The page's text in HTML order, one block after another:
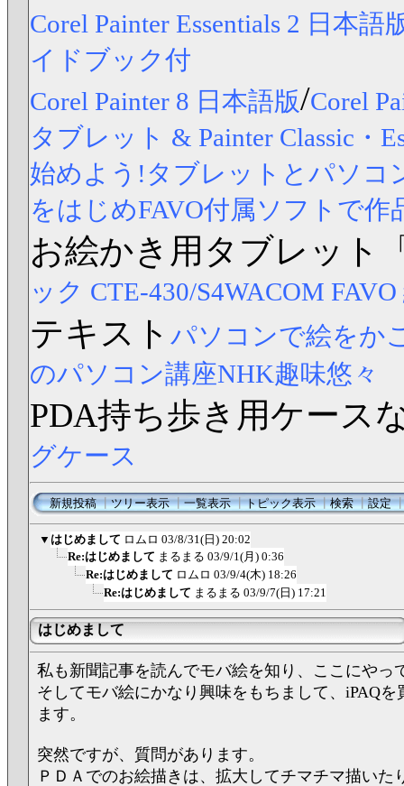
Corel Painter Essentials 2 日本語
イドブック付
Corel Painter 8 日本語版/Corel
タブレット & Painter Classic・
始めよう!タブレットとパソコ
をはじめFAVO付属ソフトで作
お絵かき用タブレット
ック CTE-430/S4WACOM
テキスト パソコンで絵をか
のパソコン講座NHK趣味悠々
PDA持ち歩き用ケース
グケース
新規投稿┃ツリー表示┃一覧表示┃トピック表示┃検索┃設定
▼ はじめまして ロムロ 03/8/31(日) 20:02
Re:はじめまして まるまる 03/9/1(月) 0:36
Re:はじめまして ロムロ 03/9/4(木) 18:26
Re:はじめまして まるまる 03/9/7(日) 17:21
はじめまして
私も新聞記事を読んでモバ絵を知り、ここにやっ
そしてモバ絵にかなり興味をもちまして、iPAQを
ます。
突然ですが、質問があります。
ＰＤＡでのお絵描きは、拡大してチマチマ描いた